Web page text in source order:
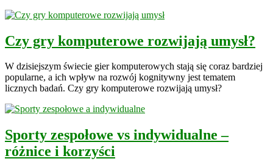
Czy gry komputerowe rozwijają umysł?
W dzisiejszym świecie gier komputerowych stają się coraz bardziej
popularne, a ich wpływ na rozwój kognitywny jest tematem
licznych badań. Czy gry komputerowe rozwijają umysł?
Sporty zespołowe vs indywidualne –
różnice i korzyści